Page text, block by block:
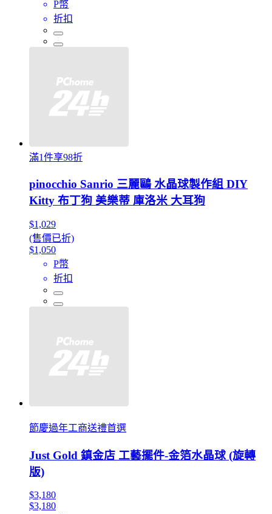
P幣
折扣
滿1件享98折
pinocchio Sanrio 三麗鷗 水晶球製作組 DIY
Kitty 布丁狗 美樂蒂 庫洛米 大耳狗
$1,029
(售價已折)
$1,050
P幣
折扣
節慶過年工商送禮首選
Just Gold 鎮金店 工藝擺件-金箔水晶球 (旋轉
版)
$3,180
$3,180